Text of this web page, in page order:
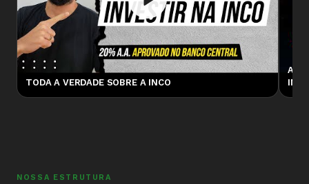
TODA A VERDADE SOBRE A INCO
A
NOSSA ESTRUTURA